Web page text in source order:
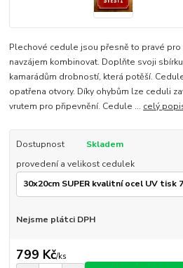
Plechové cedule jsou přesně to pravé
navzájem kombinovat. Doplňte svoji
kamarádům drobností, která potěší.
opatřena otvory. Díky ohybům lze ceduli
vrutem pro připevnění. Cedule ... celý
Dostupnost
Skladem
provedení a velikost cedulek
Nejsme plátci DPH
799 Kč/ks